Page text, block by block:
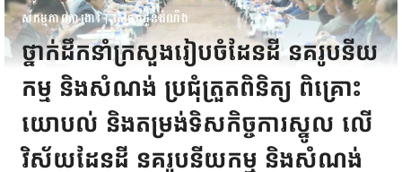
សកម្មភាពការងារ|សេចក្តីជូនដំណឹង
ថ្នាក់ដឹកនាំក្រសួងរៀបចំដែនដី នគរូបនីយ
កម្ម និងសំណង់ ប្រជុំត្រួតពិនិត្យ ពិគ្រោះ
យោបល់ និងតម្រង់ទិសកិច្ចការស្នូល លើ
វិស័យដែនដី នគរូបនីយកម្ម និងសំណង់